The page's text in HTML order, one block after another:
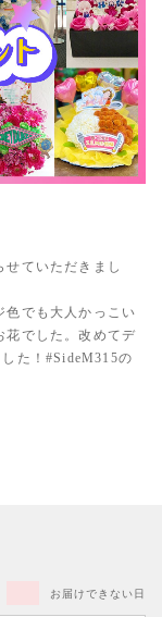
ていただきまし
色でも大人かっこい
花でした。改めてデ
た！#SideM315の
お届けできない日